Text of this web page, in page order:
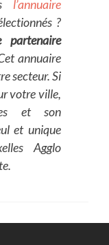
l’annuaire
?
annuaire
secteur. Si
votre ville,
et son
et unique
Agglo